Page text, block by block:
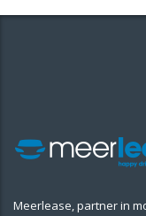
Meerlease, partner in